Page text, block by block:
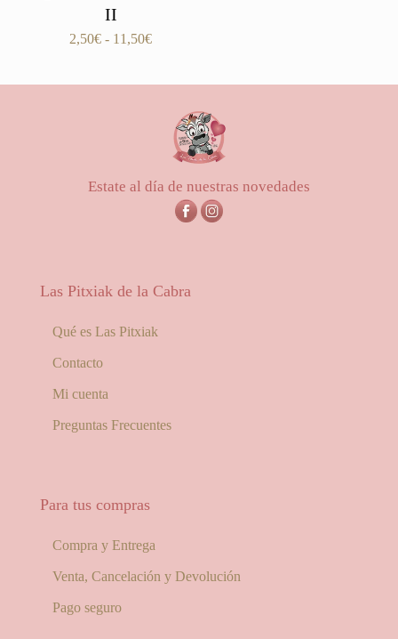
II
2,50€ - 11,50€Rango
hasta
11,50€
Estate al día de nuestras novedades
Las Pitxiak de la Cabra
Qué es Las Pitxiak
Contacto
Mi cuenta
Preguntas Frecuentes
Para tus compras
Compra y Entrega
Venta, Cancelación y Devolución
Pago seguro